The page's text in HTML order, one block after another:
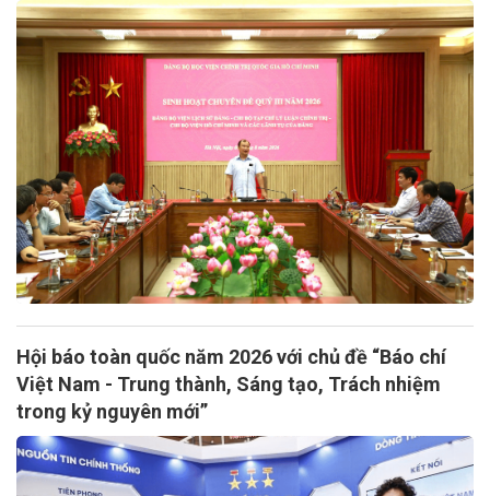
Hội báo toàn quốc năm 2026 với chủ đề “Báo chí
Việt Nam - Trung thành, Sáng tạo, Trách nhiệm
trong kỷ nguyên mới”